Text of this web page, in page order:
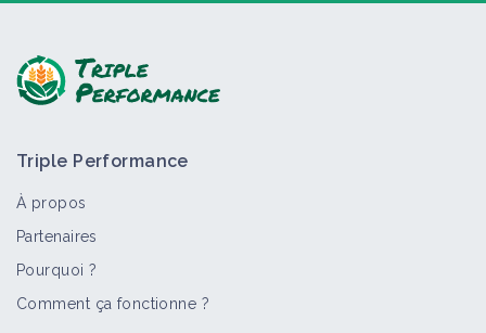
Triple Performance
À propos
Partenaires
Pourquoi ?
Comment ça fonctionne ?